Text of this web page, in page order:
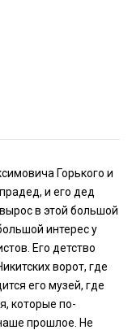
Горького и
и его дед
в этой большой
интерес у
Его детство
ворот, где
его музей, где
которые по-
прошлое. Не